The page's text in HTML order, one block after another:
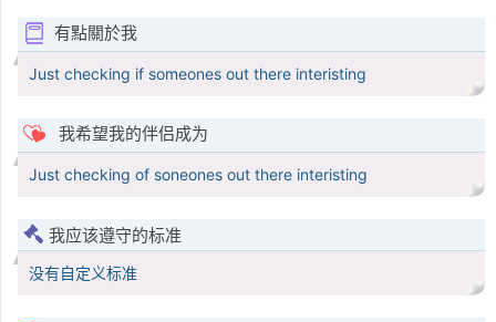
有點關於我
Just checking if someones out there interisting
我希望我的伴侣成为
Just checking of soneones out there interisting
我应该遵守的标准
没有自定义标准